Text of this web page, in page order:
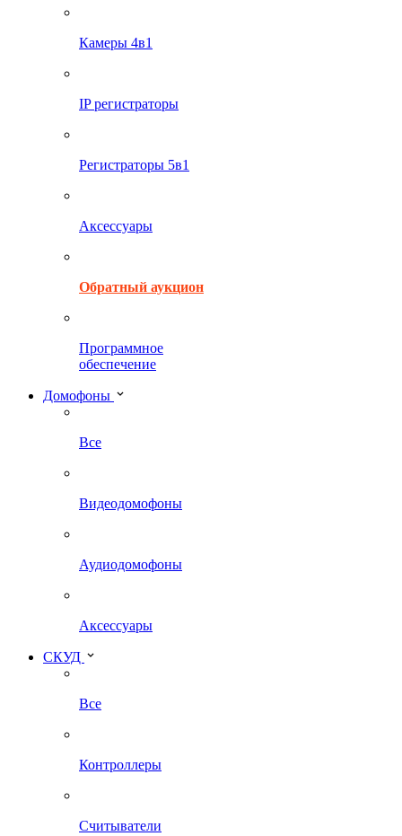
Камеры 4в1
IP регистраторы
Регистраторы 5в1
Аксессуары
Обратный аукцион
Программное
обеспечение
Домофоны
Все
Видеодомофоны
Аудиодомофоны
Аксессуары
СКУД
Все
Контроллеры
Считыватели